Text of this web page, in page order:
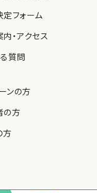
定フォーム
・アクセス
質問
ンの方
の方
方